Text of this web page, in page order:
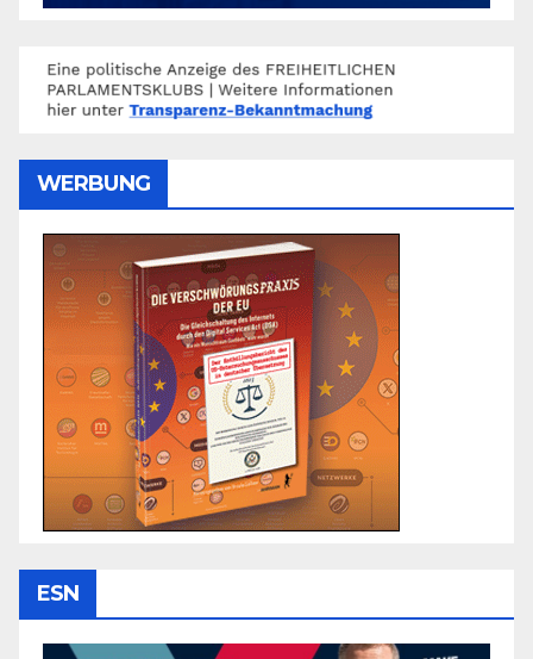
WERBUNG
ESN